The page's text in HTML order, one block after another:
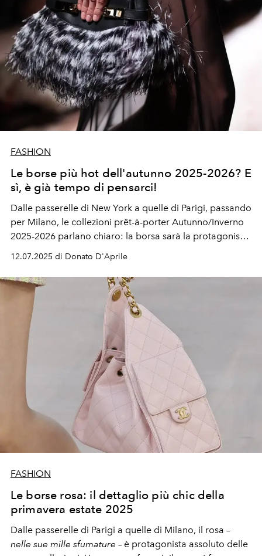
FASHION
Le borse più hot dell'autunno 2025-2026? E
sì, è già tempo di pensarci!
Dalle passerelle di New York a quelle di Parigi, passando
per Milano, le collezioni prêt-à-porter Autunno/Inverno
2025-2026 parlano chiaro: la borsa sarà la protagonista
assoluta del nostro look. Ecco cosa abbiamo scoperto
sulle it-bags che faranno tendenza.
12.07.2025 di Donato D'Aprile
FASHION
Le borse rosa: il dettaglio più chic della
primavera estate 2025
Dalle passerelle di Parigi a quelle di Milano, il rosa –
nelle sue mille sfumature – è protagonista assoluto delle